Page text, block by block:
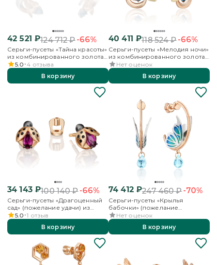
42 521 ₽124 712₽-66%
Серьги-пусеты «Тайна красоты»
из комбинированного золота
с топазом
5.0 4 отзыва
В корзину
40 411 ₽118 524₽-66%
Серьги-пусеты «Мелодия ночи»
из комбинированного золота
с топазами
Нет оценок
В корзину
34 143₽100 140₽-66%
Серьги-пусеты «Драгоценный
сад» (пожелание удачи) из
красного золота с гранатом и
эмалью
5.0 1 отзыв
В корзину
74 412₽247 460₽-70%
Серьги-пусеты «Крылья
бабочки» (пожелание
здоровья) из
комбинированного золота с
топазом и эмалью
Нет оценок
В корзину